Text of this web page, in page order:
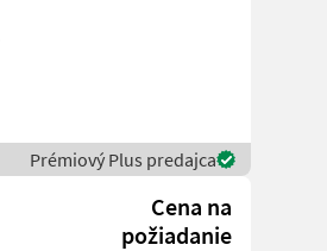
Prémiový Plus predajca
Cena na
požiadanie